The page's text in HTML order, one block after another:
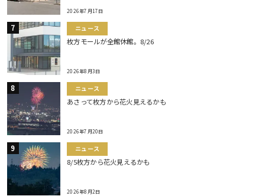
2026年7月17日
ニュース
枚方モールが全館休館。8/26
2026年8月3日
ニュース
あさって枚方から花火見えるかも
2026年7月20日
ニュース
8/5枚方から花火見えるかも
2026年8月2日